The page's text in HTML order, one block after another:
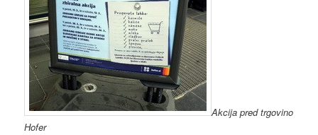
Akcija pred trgovino
Hofer